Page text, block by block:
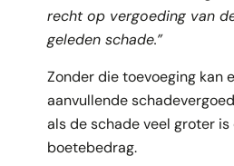
recht op vergoeding van
geleden schade.”
Zonder die toevoeging kan
aanvullende
als de schade veel groter is
boetebedrag.